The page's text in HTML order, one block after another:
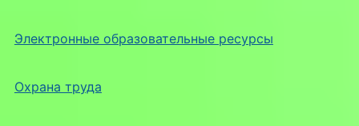
Электронные образовательные ресурсы
Охрана труда